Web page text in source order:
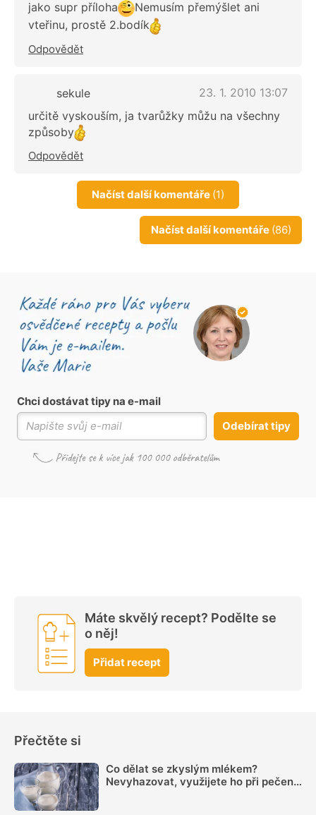
jako supr příloha
Nemusím přemýšlet ani
vteřinu, prostě 2.bodík
Odpovědět
sekule
23. 1. 2010 13:07
určitě vyskouším, ja tvarůžky můžu na všechny
způsoby
Odpovědět
Načíst další komentáře (1)
Načíst další komentáře (86)
Chci dostávat tipy na e-mail
Odebírat tipy
Máte skvělý recept? Podělte se
o něj!
Přidat recept
Přečtěte si
Co dělat se zkyslým mlékem?
Nevyhazovat, využijete ho při pečení i